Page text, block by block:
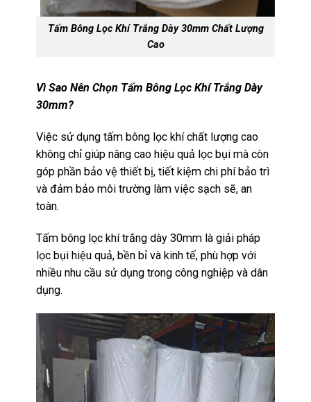
Tấm Bông Lọc Khí Trắng Dày 30mm Chất Lượng
Cao
Vì Sao Nên Chọn Tấm Bông Lọc Khí Trắng Dày
30mm?
Việc sử dụng tấm bông lọc khí chất lượng cao
không chỉ giúp nâng cao hiệu quả lọc bụi mà còn
góp phần bảo vệ thiết bị, tiết kiệm chi phí bảo trì
và đảm bảo môi trường làm việc sạch sẽ, an
toàn.
Tấm bông lọc khí trắng dày 30mm là giải pháp
lọc bụi hiệu quả, bền bỉ và kinh tế, phù hợp với
nhiều nhu cầu sử dụng trong công nghiệp và dân
dụng.